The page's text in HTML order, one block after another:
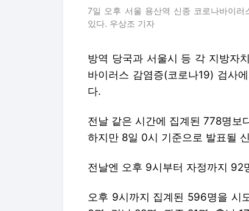
7일 오후 서울 용산역 신종 코로나바이
있다. 우상조 기자
방역 당국과 서울시 등 각 지방자
바이러스 감염증(코로나19) 검사
다.
전날 같은 시간에 집계된 778명보
하지만 8일 0시 기준으로 발표될
전날엔 오후 9시부터 자정까지 92
오후 9시까지 집계된 596명을 시